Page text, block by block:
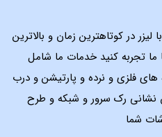
در کوتاهترین زمان و بالاترین
تجربه کنید خدمات ما شامل
فلزی و نرده و پارتیشن و درب
نشانی رک سرور و شبکه و طرح
شما